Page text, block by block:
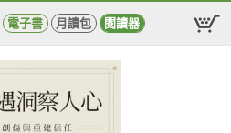
電子書 月讀包 閱讀器